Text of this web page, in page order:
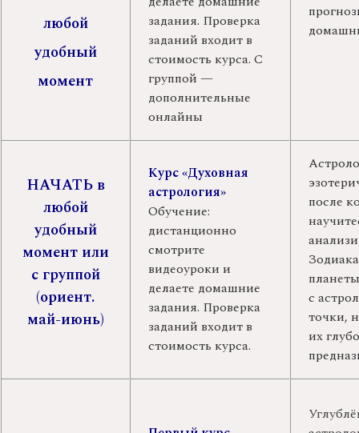
любой
удобный
момент
задания. Проверка
заданий входит в
стоимость курса. С
группой —
дополнительные
онлайны
НАЧАТЬ в
любой
удобный
момент или
с группой
(ориент.
май-июнь)
Курс «Духовная
астрология»
Обучение:
дистанционно
смотрите
видеоуроки и
делаете домашние
задания. Проверка
заданий входит в
стоимость курса.
после
с
точки,
их